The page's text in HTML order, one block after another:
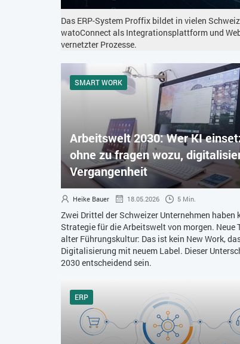
Das ERP-System Proffix bildet in vielen
watoConnect als Integrationsplattform und
vernetzter Prozesse.
SMART WORK
Arbeitswelt 2030: Wer KI
ohne zu fragen wozu,
Vergangenheit
Heike Bauer 18.05.2026 5 Min.
Zwei Drittel der Schweizer Unternehmen haben
Strategie für die Arbeitswelt von morgen. Neue
alter Führungskultur: Das ist kein New Work,
Digitalisierung mit neuem Label. Dieser
2030 entscheidend sein.
ERP